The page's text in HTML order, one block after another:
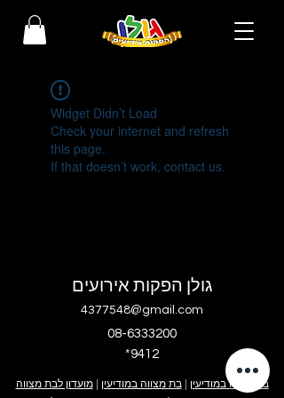
Widget Didn’t Load
Check your internet and refresh
this page.
If that doesn’t work, contact us.
גולן הפקות אירועים
4377548@gmail.com
08-6333200
בר מצווה במודיעין |בת מצווה במודיעין |מועדון לבת מצווה
*9412